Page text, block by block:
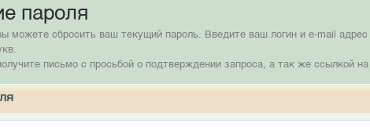
пароля
можете сбросить ваш текущий пароль. Введите ваш логин и e-mail
письмо с просьбой о подтверждении запроса, а так же ссылкой